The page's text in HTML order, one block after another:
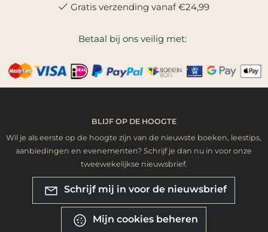
Gratis verzending vanaf €24,99
Betaal bij ons veilig met:
BLIJF OP DE HOOGTE
Wil je als eerste op de hoogte zijn van de nieuwste boeken, leestips,
aanbiedingen en evenementen? Schrijf je dan nu in voor onze
tweewekelijkse nieuwsbrief.
Schrijf mij in voor de nieuwsbrief
Mijn cookies beheren